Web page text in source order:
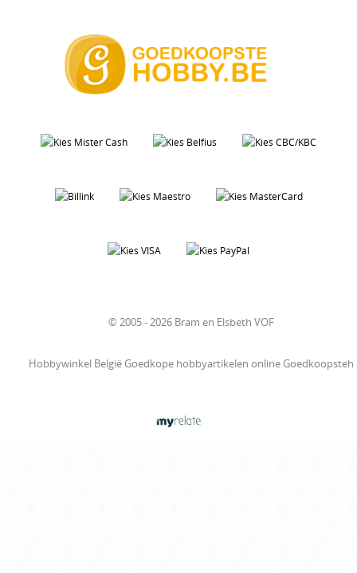
© 2005 - 2026 Bram en Elsbeth VOF
Hobbywinkel België Goedkope hobbyartikelen online Goedkoopsteh